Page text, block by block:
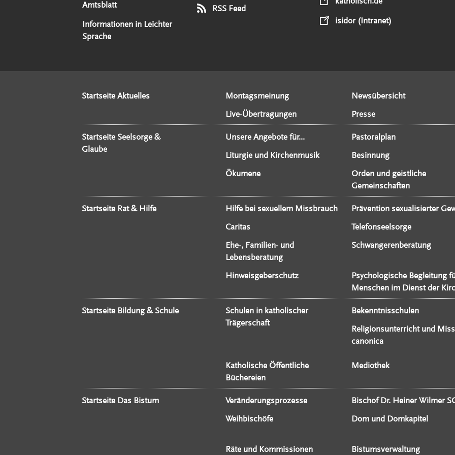
Amtsblatt
Informationen in Leichter
Sprache
RSS Feed
isidor (Intranet)
Startseite Aktuelles Montagsmeinung
Newsübersicht
Live-Übertragungen
Presse
Startseite Seelsorge &
Glaube
Unsere Angebote für...
Pastoralplan
Liturgie und Kirchenmusik
Besinnung
Ökumene
Orden und geistliche
Gemeinschaften
Startseite Rat & Hilfe Hilfe bei sexuellem Missbrauch
Prävention sexualisierter
Caritas
Telefonseelsorge
Ehe-, Familien- und
Lebensberatung
Schwangerenberatung
Hinweisgeberschutz
Psychologische Begleitung
Menschen im Dienst der
Startseite Bildung & Schule
Schulen in katholischer
Trägerschaft
Bekenntnisschulen
Religionsunterricht und
canonica
Katholische Öffentliche
Büchereien
Mediothek
Startseite Das Bistum Veränderungsprozesse
Bischof Dr. Heiner Wilmer
Weihbischöfe
Dom und Domkapitel
Räte und Kommissionen Bistumsverwaltung